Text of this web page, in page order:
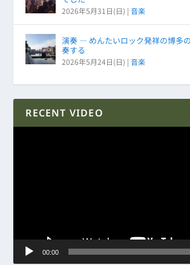
2026年5月31日(日) |音楽
演奏 ― めんたいロック発祥の博多
奏する
2026年5月24日(日) |音楽
RECENT VIDEO
00:00